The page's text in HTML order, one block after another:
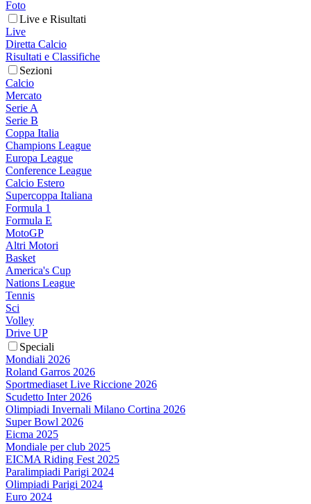
Foto
Live e Risultati
Live
Diretta Calcio
Risultati e Classifiche
Sezioni
Calcio
Mercato
Serie A
Serie B
Coppa Italia
Champions League
Europa League
Conference League
Calcio Estero
Supercoppa Italiana
Formula 1
Formula E
MotoGP
Altri Motori
Basket
America's Cup
Nations League
Tennis
Sci
Volley
Drive UP
Speciali
Mondiali 2026
Roland Garros 2026
Sportmediaset Live Riccione 2026
Scudetto Inter 2026
Olimpiadi Invernali Milano Cortina 2026
Super Bowl 2026
Eicma 2025
Mondiale per club 2025
EICMA Riding Fest 2025
Paralimpiadi Parigi 2024
Olimpiadi Parigi 2024
Euro 2024